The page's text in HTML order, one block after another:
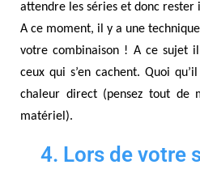
attendre les séries et donc rester
A ce moment, il y a une
votre combinaison ! A ce sujet
ceux qui s’en cachent. Quoi
chaleur direct (pensez tout de
matériel).
4. Lors de votre